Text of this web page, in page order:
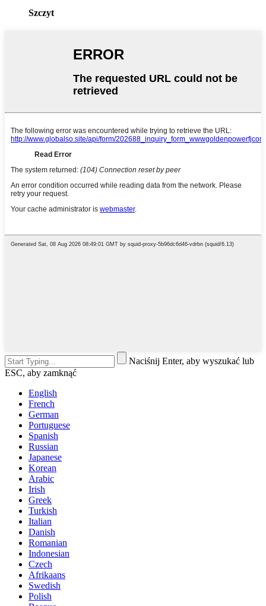
Szczyt
Naciśnij Enter, aby wyszukać lub
ESC, aby zamknąć
English
French
German
Portuguese
Spanish
Russian
Japanese
Korean
Arabic
Irish
Greek
Turkish
Italian
Danish
Romanian
Indonesian
Czech
Afrikaans
Swedish
Polish